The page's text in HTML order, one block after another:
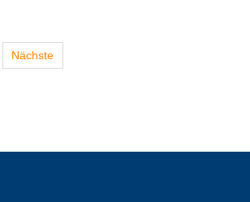
Nächste